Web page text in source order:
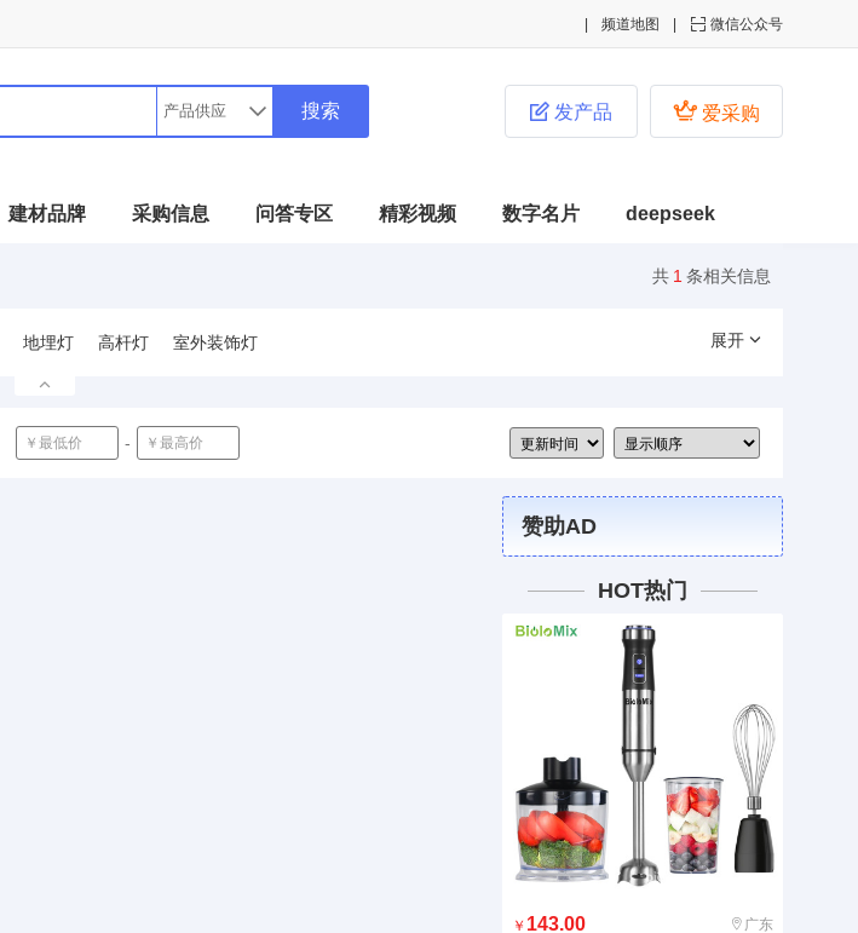
 微信公众号
频道地图
 爱采购
 发产品
建材品牌 采购信息 问答专区 精彩视频 数字名片 deepseek
共 1 条相关信息
地埋灯 高杆灯 室外装饰灯 展开
-
赞助AD
HOT热门
￥ 143.00 广东